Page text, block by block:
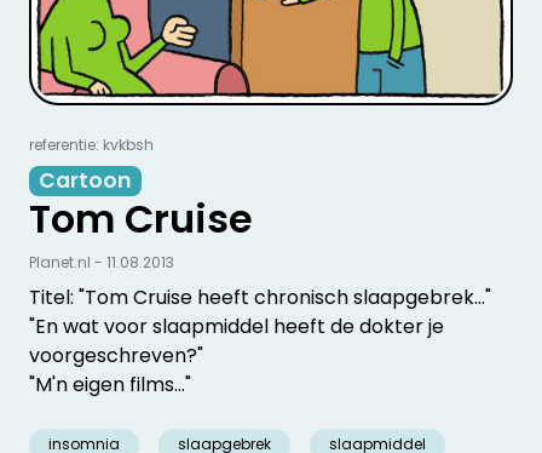
referentie: kvkbsh
Cartoon
Tom Cruise
Titel: "Tom Cruise heeft chronisch slaapgebrek..."
"En wat voor slaapmiddel heeft de dokter je
voorgeschreven?"
"M'n eigen films..."
insomnia slaapgebrek slaapmiddel
Planet.nl - 11.08.2013